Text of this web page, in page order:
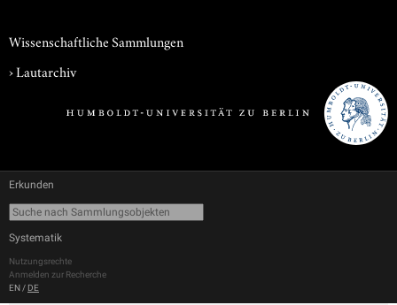
Wissenschaftliche Sammlungen
›Lautarchiv
Erkunden
Systematik
Nutzungsrechte
Anmelden zur Recherche
EN / DE